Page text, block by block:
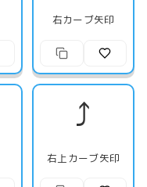
右カーブ矢印
⤴
右上カーブ矢印